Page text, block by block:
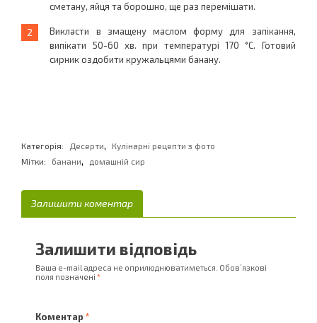
сметану, яйця та борошно, ще раз перемішати.
Викласти в змащену маслом форму для запікання,
випікати 50-60 хв. при температурі 170 °С. Готовий
сирник оздобити кружальцями банану.
Категорія: Десерти,
Кулінарні рецепти з фото
Мітки:
банани, домашній сир
Залишити коментар
Залишити відповідь
Ваша e-mail адреса не оприлюднюватиметься. Обов’язкові
поля позначені *
Коментар *